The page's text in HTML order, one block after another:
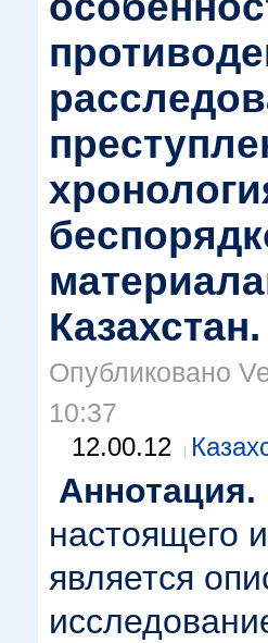
Казахстан.
Опубликовано
10:37
12.00.12
Аннотация.
настоящего
является